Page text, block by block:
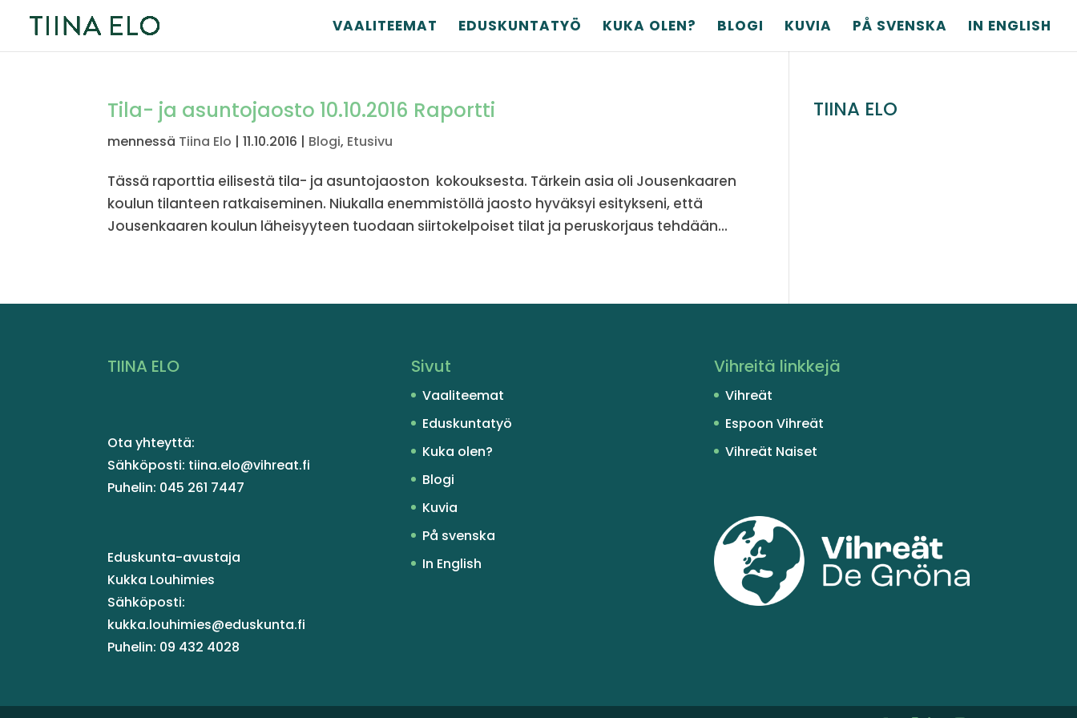
VAALITEEMAT EDUSKUNTATYÖ KUKA OLEN? BLOGI KUVIA PÅ SVENSKA IN ENGLISH
Tila- ja asuntojaosto 10.10.2016 Raportti
mennessä Tiina Elo |11.10.2016 | Blogi, Etusivu
Tässä raporttia eilisestä tila- ja asuntojaoston kokouksesta. Tärkein asia oli Jousenkaaren
koulun tilanteen ratkaiseminen. Niukalla enemmistöllä jaosto hyväksyi esitykseni, että
Jousenkaaren koulun läheisyyteen tuodaan siirtokelpoiset tilat ja peruskorjaus tehdään...
TIINA ELO
TIINA ELO
Ota yhteyttä:
Sähköposti: tiina.elo@vihreat.fi
Puhelin: 045 261 7447
Eduskunta-avustaja
Kukka Louhimies
Sähköposti:
kukka.louhimies@eduskunta.fi
Puhelin: 09 432 4028
Sivut
Vaaliteemat
Eduskuntatyö
Kuka olen?
Blogi
Kuvia
På svenska
In English
Vihreitä linkkejä
Vihreät
Espoon Vihreät
Vihreät Naiset